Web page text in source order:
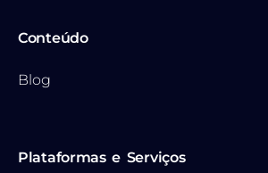
Conteúdo
Blog
Plataformas e Serviços